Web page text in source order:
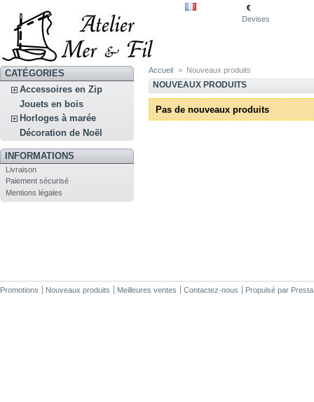
€
Devises
CATÉGORIES
Accessoires en Zip
Jouets en bois
Horloges à marée
Décoration de Noël
INFORMATIONS
Livraison
Paiement sécurisé
Mentions légales
Accueil > Nouveaux produits
NOUVEAUX PRODUITS
Pas de nouveaux produits
Promotions Nouveaux produits Meilleures ventes Contactez-nous Propulsé par